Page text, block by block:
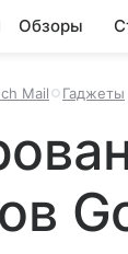
Обзоры
Mail Гаджеты